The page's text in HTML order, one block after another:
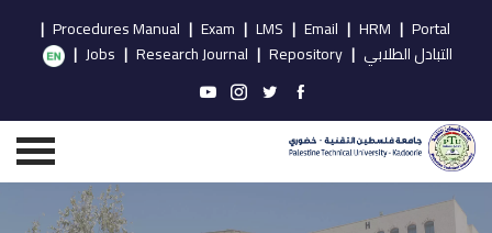
Portal
|
HRM
|
Email
|
LMS
|
Exam
|
Procedures Manual
|
التبادل الطلابي |
Repository
|
Research Journal
|
Jobs
|